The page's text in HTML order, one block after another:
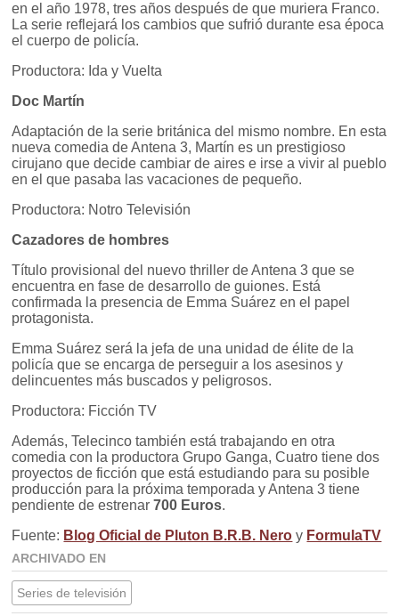
en el año 1978, tres años después de que muriera Franco.
La serie reflejará los cambios que sufrió durante esa época
el cuerpo de policía.
Productora: Ida y Vuelta
Doc Martín
Adaptación de la serie británica del mismo nombre. En esta
nueva comedia de Antena 3, Martín es un prestigioso
cirujano que decide cambiar de aires e irse a vivir al pueblo
en el que pasaba las vacaciones de pequeño.
Productora: Notro Televisión
Cazadores de hombres
Título provisional del nuevo thriller de Antena 3 que se
encuentra en fase de desarrollo de guiones. Está
confirmada la presencia de Emma Suárez en el papel
protagonista.
Emma Suárez será la jefa de una unidad de élite de la
policía que se encarga de perseguir a los asesinos y
delincuentes más buscados y peligrosos.
Productora: Ficción TV
Además, Telecinco también está trabajando en otra
comedia con la productora Grupo Ganga, Cuatro tiene dos
proyectos de ficción que está estudiando para su posible
producción para la próxima temporada y Antena 3 tiene
pendiente de estrenar700 Euros.
Fuente: Blog Oficial de Pluton B.R.B. Nero y FormulaTV
ARCHIVADO EN
Series de televisión